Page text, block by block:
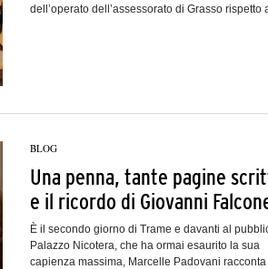
dell’operato dell’assessorato di Grasso rispetto
BLOG
Una penna, tante pagine
e il ricordo di Giovanni
È il secondo giorno di Trame e davanti al
Palazzo Nicotera, che ha ormai esaurito la sua
capienza massima, Marcelle Padovani racconta